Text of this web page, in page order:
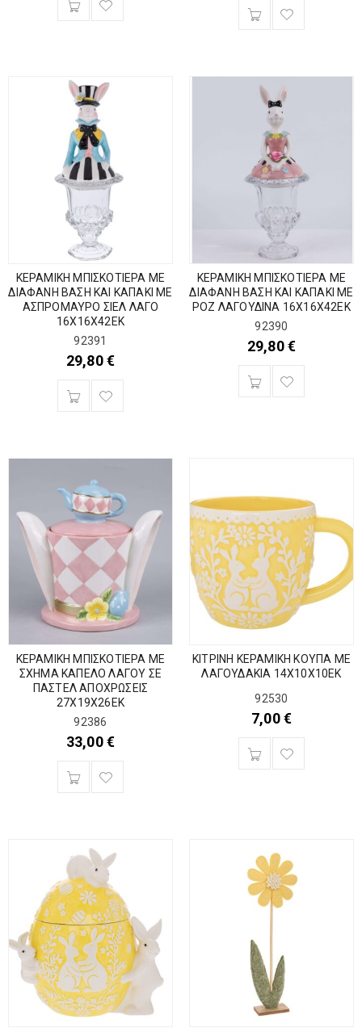
ΚΕΡΑΜΙΚΗ ΜΠΙΣΚΟΤΙΕΡΑ ΜΕ
ΔΙΑΦΑΝΗ ΒΑΣΗ ΚΑΙ ΚΑΠΑΚΙ ΜΕ
ΑΣΠΡΟΜΑΥΡΟ ΣΙΕΛ ΛΑΓΟ
16Χ16Χ42ΕΚ
92391
29,80€
ΚΕΡΑΜΙΚΗ ΜΠΙΣΚΟΤΙΕΡΑ ΜΕ
ΔΙΑΦΑΝΗ ΒΑΣΗ ΚΑΙ ΚΑΠΑΚΙ ΜΕ
ΡΟΖ ΛΑΓΟΥΔΙΝΑ 16Χ16Χ42ΕΚ
92390
29,80€
ΚΕΡΑΜΙΚΗ ΜΠΙΣΚΟΤΙΕΡΑ ΜΕ
ΣΧΗΜΑ ΚΑΠΕΛΟ ΛΑΓΟΥ ΣΕ
ΠΑΣΤΕΛ ΑΠΟΧΡΩΣΕΙΣ
27Χ19Χ26ΕΚ
92386
33,00€
ΚΙΤΡΙΝΗ ΚΕΡΑΜΙΚΗ ΚΟΥΠΑ ΜΕ
ΛΑΓΟΥΔΑΚΙΑ 14Χ10Χ10ΕΚ
92530
7,00€